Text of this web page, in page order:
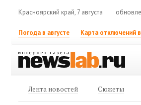
Красноярский край, 7 августа
Погода в августе Карта отключений
Лента новостей Сюжеты